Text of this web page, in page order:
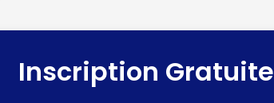
Inscription Gratuite